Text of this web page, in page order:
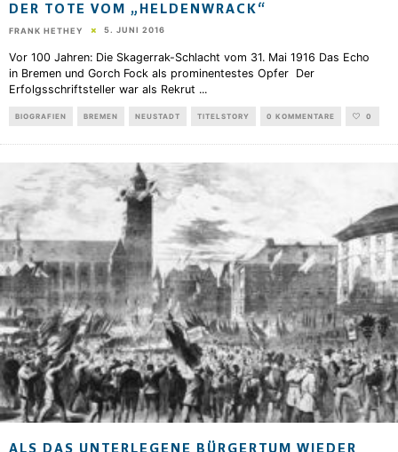
DER TOTE VOM „HELDENWRACK“
FRANK HETHEY 5. JUNI 2016
Vor 100 Jahren: Die Skagerrak-Schlacht vom 31. Mai 1916 Das Echo
in Bremen und Gorch Fock als prominentestes Opfer Der
Erfolgsschriftsteller war als Rekrut ...
BIOGRAFIEN BREMEN NEUSTADT TITELSTORY 0 KOMMENTARE 0